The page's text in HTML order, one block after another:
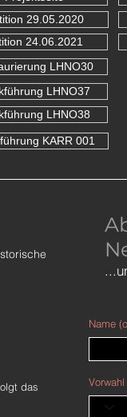
29.05.2020
24.06.2021
LHNO30
LHNO37
LHNO38
KARR 001
das
Name
Vorwahl